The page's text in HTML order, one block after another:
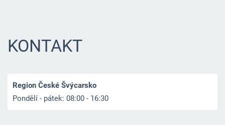
KONTAKT
Region České Švýcarsko
Pondělí - pátek: 08:00 - 16:30